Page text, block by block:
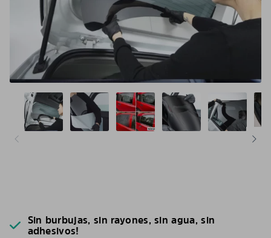
Sin burbujas, sin rayones, sin agua, sin
adhesivos!